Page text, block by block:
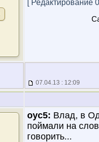
[ Редактирование
07.04.13 : 12:09
оус5: Влад, в
поймали на
говорить...